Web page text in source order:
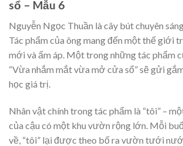
sổ – Mẫu 6
Nguyễn Ngọc Thuần là cây bút chuyên
Tác phẩm của ông mang đến một thế giới
mới và ấm áp. Một trong những tác phẩm
“Vừa nhắm mắt vừa mở cửa sổ” sẽ gửi
học giá trị.
Nhân vật chính trong tác phẩm là “tôi” –
của cậu có một khu vườn rộng lớn. Mỗi
về, “tôi” lại được theo bố ra vườn tưới